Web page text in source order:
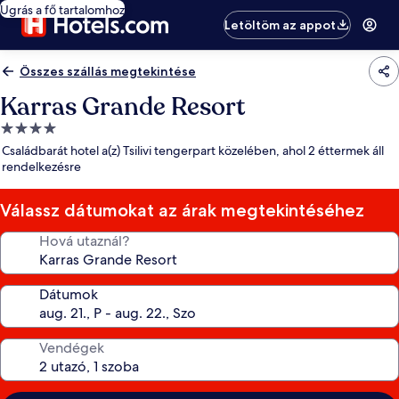
Ugrás a fő tartalomhoz
Letöltöm az appot
Összes szállás megtekintése
Karras Grande Resort
4.0
csillagos
szálláshely
Családbarát hotel a(z) Tsilivi tengerpart közelében, ahol 2 éttermek áll
rendelkezésre
Válassz dátumokat az árak megtekintéséhez
Hová utaznál?
Dátumok
Vendégek